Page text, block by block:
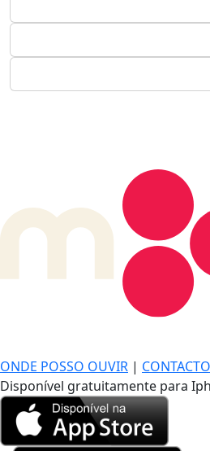
ONDE POSSO OUVIR |
Disponível gratuitamente para